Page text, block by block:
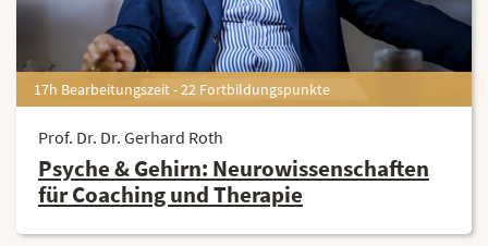
17h Bearbeitungszeit - 22 Fortbildungspunkte
Prof. Dr. Dr. Gerhard Roth
Psyche & Gehirn: Neurowissenschaften
für Coaching und Therapie